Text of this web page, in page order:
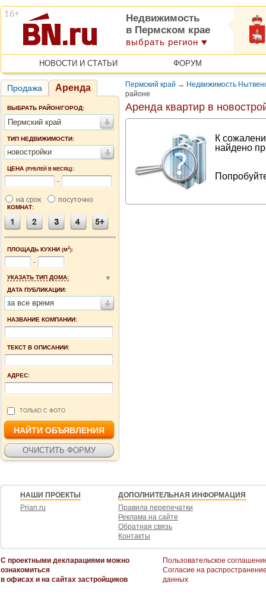
Недвижимость
в Пермском крае
выбрать регион
НОВОСТИ И СТАТЬИ ФОРУМ
Продажа Аренда
ВЫБРАТЬ РАЙОН/ГОРОД:
Пермский край
ТИП НЕДВИЖИМОСТИ:
новостройки
ЦЕНА (РУБЛЕЙ В МЕСЯЦ):
-
на срок посуточно
КОМНАТ:
ПЛОЩАДЬ КУХНИ (М2):
-
УКАЗАТЬ ТИП ДОМА:
ДАТА ПУБЛИКАЦИИ:
за все время
НАЗВАНИЕ КОМПАНИИ:
ТЕКСТ В ОПИСАНИИ:
АДРЕС:
ТОЛЬКО С ФОТО
Пермский край → Недвижимость
районе
Аренда квартир в
К
найдено
НАШИ ПРОЕКТЫ
Prian.ru
ДОПОЛНИТЕЛЬНАЯ ИНФОРМАЦИЯ
Правила перепечатки
Реклама на сайте
Обратная связь
Контакты
С проектными декларациями можно
ознакомиться
в офисах и на сайтах застройщиков
Пользовательское
Согласие на
данных